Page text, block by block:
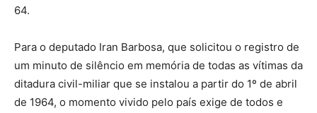
64.
Para o deputado Iran Barbosa, que solicitou o registro de
um minuto de silêncio em memória de todas as vítimas da
ditadura civil-miliar que se instalou a partir do 1º de abril
de 1964, o momento vivido pelo país exige de todos e